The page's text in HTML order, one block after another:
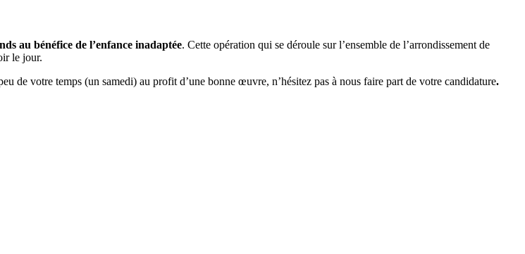
au bénéfice de l’enfance inadaptée. Cette opération qui se déroule sur l’ensemble de l’arrondissement de
le jour.
de votre temps (un samedi) au profit d’une bonne œuvre, n’hésitez pas à nous faire part de votre candidature.